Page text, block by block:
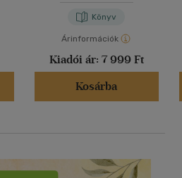
Könyv
Árinformációk
Kiadói ár: 7 999 Ft
Kosárba